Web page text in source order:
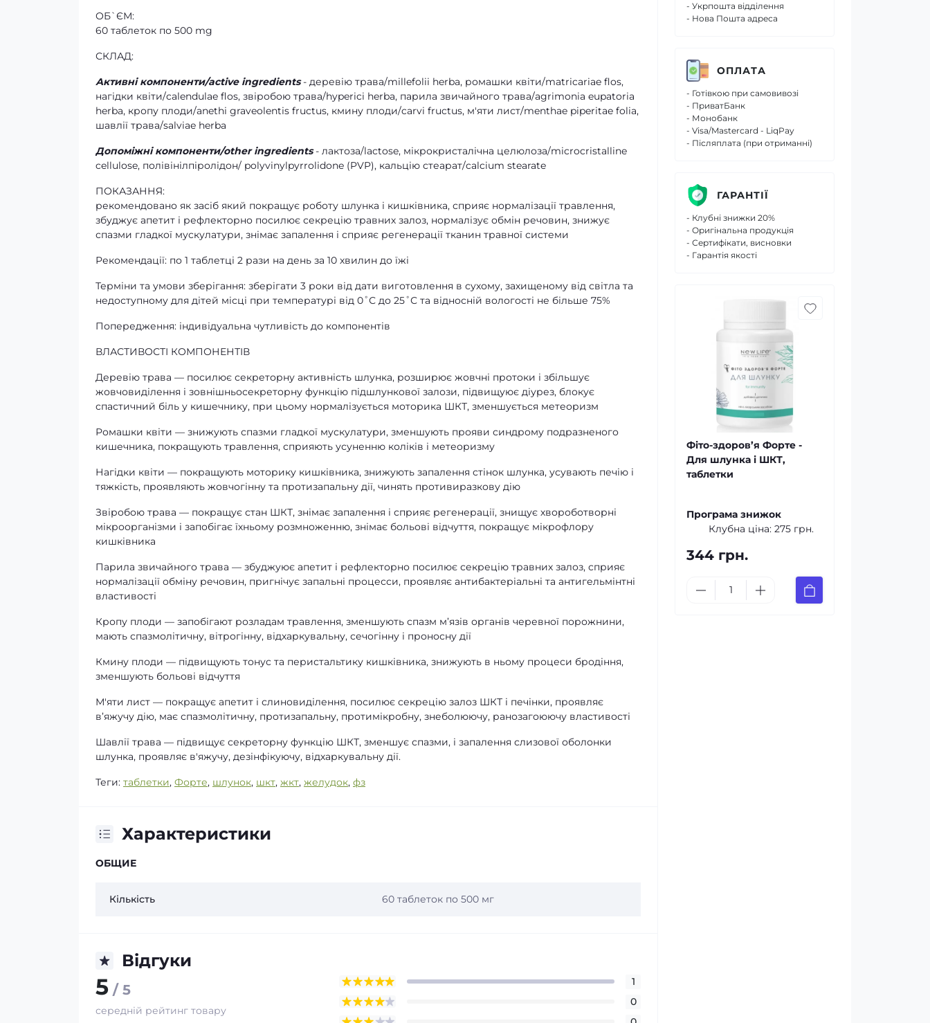
ОБ`ЄМ:
60 таблеток по 500 mg
СКЛАД:
Активні компоненти/active ingredients- деревію трава/millefolii herba, ромашки квіти/matricariae flos,
нагідки квіти/calendulae flos, звіробою трава/hyperici herba, парила звичайного трава/agrimonia eupatoria
herba, кропу плоди/anethі graveolentіs fructus, кмину плоди/carvi fructus, м'яти лист/menthae piperitae folia,
шавлії трава/salviae herba
Допоміжні компоненти/other ingredients- лактоза/lactose, мікрокристалічна целюлоза/microcristalline
cellulose, полівінілпіролідон/ polyvinylpyrrolidone (PVP), кальцію стеарат/calcium stearate
ПОКАЗАННЯ:
рекомендовано як засіб який покращує роботу шлунка і кишківника, сприяє нормалізації травлення,
збуджує апетит і рефлекторно посилює секрецію травних залоз, нормалізує обмін речовин, знижує
спазми гладкої мускулатури, знімає запалення і сприяє регенерації тканин травної системи
Рекомендації: по 1 таблетці 2 рази на день за 10 хвилин до їжі
Терміни та умови зберігання: зберігати 3 роки від дати виготовлення в сухому, захищеному від світла та
недоступному для дітей місці при температурі від 0˚С до 25˚С та відносній вологості не більше 75%
Попередження: індивідуальна чутливість до компонентів
ВЛАСТИВОСТІ КОМПОНЕНТІВ
Деревію трава — посилює секреторну активність шлунка, розширює жовчні протоки і збільшує
жовчовиділення і зовнішньосекреторну функцію підшлункової залози, підвищуює діурез, блокує
спастичний біль у кишечнику, при цьому нормалізується моторика ШКТ, зменшується метеоризм
Ромашки квіти — знижують спазми гладкої мускулатури, зменшують прояви синдрому подразненого
кишечника, покращують травлення, сприяють усуненню коліків і метеоризму
Нагідки квіти — покращують моторику кишківника, знижують запалення стінок шлунка, усувають печію і
тяжкість, проявляють жовчогінну та протизапальну дії, чинять противиразкову дію
Звіробою трава — покращує стан ШКТ, знімає запалення і сприяє регенерації, знищує хвороботворні
мікроорганізми і запобігає їхньому розмноженню, знімає больові відчуття, покращує мікрофлору
кишківника
Парила звичайного трава — збуджуює апетит і рефлекторно посилює секрецію травних залоз, сприяє
нормалізації обміну речовин, пригнічує запальні процесси, проявляє антибактеріальні та антигельмінтні
властивості
Кропу плоди — запобігают розладам травлення, зменшують спазм м’язів органів черевної порожнини,
мають спазмолітичну, вітрогінну, відхаркувальну, сечогінну і проносну дії
Кмину плоди — підвищують тонус та перистальтику кишківника, знижують в ньому процеси бродіння,
зменшують больові відчуття
М'яти лист — покращує апетит і слиновиділення, посилює секрецію залоз ШКТ і печінки, проявляє
в’яжучу дію, має спазмолітичну, протизапальну, протимікробну, знеболюючу, ранозагоюючу властивості
Шавлії трава — підвищує секреторну функцію ШКТ, зменшує спазми, і запалення слизової оболонки
шлунка, проявляє в'яжучу, дезінфікуючу, відхаркувальну дії.
Теги: таблетки, Форте, шлунок, шкт, жкт, желудок, фз
Характеристики
ОБЩИЕ
Кількість 60 таблеток по 500 мг
Відгуки
5 / 5
середній рейтинг товару
1
0
- Укрпошта відділення
- Нова Пошта адреса
ОПЛАТА
- Готівкою при самовивозі
- ПриватБанк
- Монобанк
- Visa/Mastercard - LiqPay
- Післяплата (при отриманні)
ГАРАНТІЇ
- Клубні знижки 20%
- Оригінальна продукція
- Сертифікати, висновки
- Гарантія якості
Фіто-здоров’я Форте -
Для шлунка і ШКТ,
таблетки
Програма знижок
Клубна ціна: 275 грн.
344 грн.